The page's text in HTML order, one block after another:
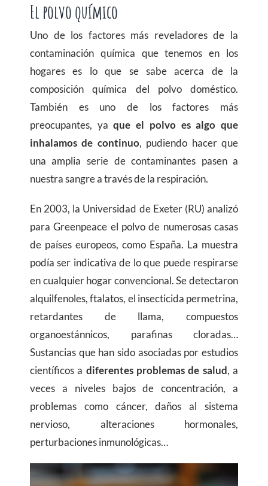
El polvo químico
Uno de los factores más reveladores de la
contaminación química que tenemos en los
hogares es lo que se sabe acerca de la
composición química del polvo doméstico.
También es uno de los factores más
preocupantes, yaque el polvo es algo que
inhalamos de continuo, pudiendo hacer que
una amplia serie de contaminantes pasen a
nuestra sangre a través de la respiración.
En 2003, la Universidad de Exeter (RU) analizó
para Greenpeace el polvo de numerosas casas
de países europeos, como España. La muestra
podía ser indicativa de lo que puede respirarse
en cualquier hogar convencional. Se detectaron
alquilfenoles, ftalatos, el insecticida permetrina,
retardantes de llama, compuestos
organoestánnicos, parafinas cloradas…
Sustancias que han sido asociadas por estudios
científicos a diferentes problemas de salud, a
veces a niveles bajos de concentración, a
problemas como cáncer, daños al sistema
nervioso, alteraciones hormonales,
perturbaciones inmunológicas…